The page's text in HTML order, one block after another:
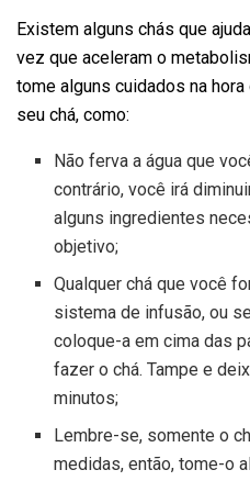
Existem alguns chás que
vez que aceleram o
tome alguns cuidados na
seu chá, como:
Não ferva a água que
contrário, você irá
alguns ingredientes
objetivo;
Qualquer chá que você
sistema de infusão, ou
coloque-a em cima das
fazer o chá. Tampe e
minutos;
Lembre-se, somente o
medidas, então, tome-o